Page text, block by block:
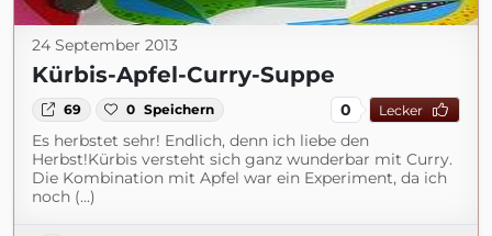
24 September 2013
Kürbis-Apfel-Curry-Suppe
69 0 Speichern 0 Lecker
Es herbstet sehr! Endlich, denn ich liebe den
Herbst!Kürbis versteht sich ganz wunderbar mit Curry.
Die Kombination mit Apfel war ein Experiment, da ich
noch (...)